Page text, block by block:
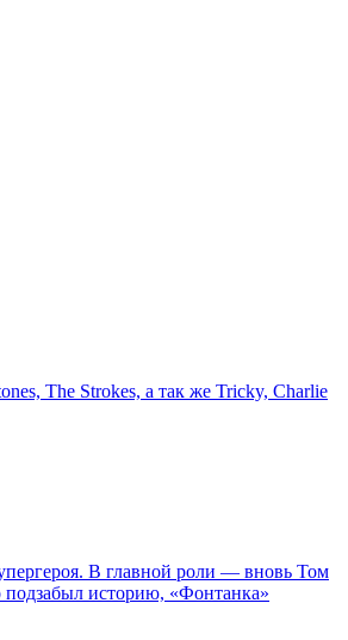
The Strokes, а так же Tricky, Charlie
В главной роли — вновь Том
подзабыл историю, «Фонтанка»